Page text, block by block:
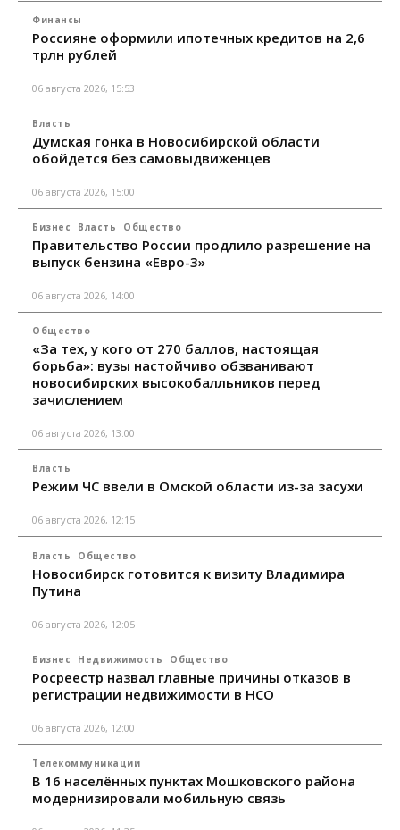
Финансы
Россияне оформили ипотечных кредитов на 2,6
трлн рублей
06 августа 2026, 15:53
Власть
Думская гонка в Новосибирской области
обойдется без самовыдвиженцев
06 августа 2026, 15:00
Бизнес Власть Общество
Правительство России продлило разрешение на
выпуск бензина «Евро-3»
06 августа 2026, 14:00
Общество
«За тех, у кого от 270 баллов, настоящая
борьба»: вузы настойчиво обзванивают
новосибирских высокобалльников перед
зачислением
06 августа 2026, 13:00
Власть
Режим ЧС ввели в Омской области из-за засухи
06 августа 2026, 12:15
Власть Общество
Новосибирск готовится к визиту Владимира
Путина
06 августа 2026, 12:05
Бизнес Недвижимость Общество
Росреестр назвал главные причины отказов в
регистрации недвижимости в НСО
06 августа 2026, 12:00
Телекоммуникации
В 16 населённых пунктах Мошковского района
модернизировали мобильную связь